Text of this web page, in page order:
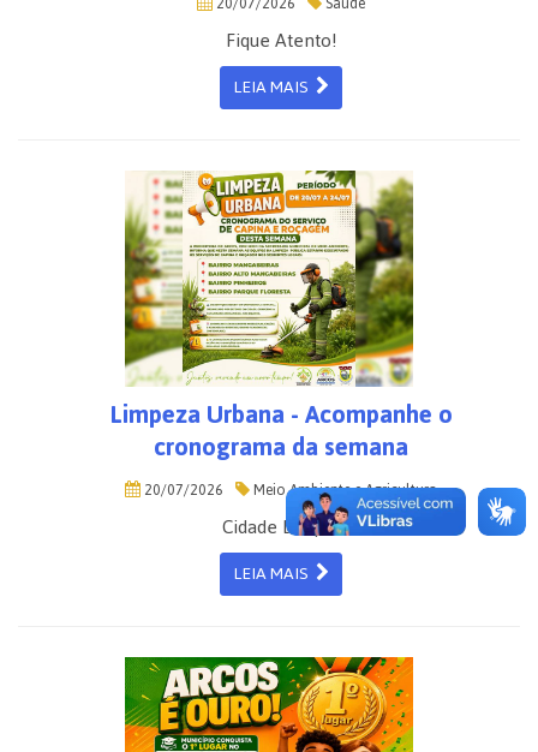
Fique Atento!
LEIA MAIS
Limpeza Urbana - Acompanhe o
cronograma da semana
20/07/2026 Meio Ambiente e Agricultura
Cidade Limpa!
LEIA MAIS